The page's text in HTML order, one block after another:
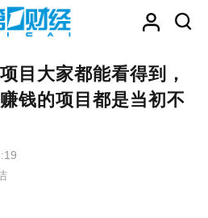
目大家都能看得到，
钱的项目都是当初不